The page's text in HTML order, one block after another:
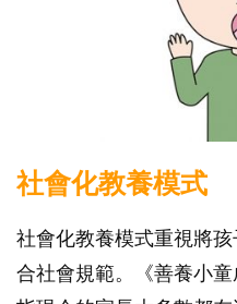
社會化教養模式
社會化教養模式重視將
合社會規範。《善養小